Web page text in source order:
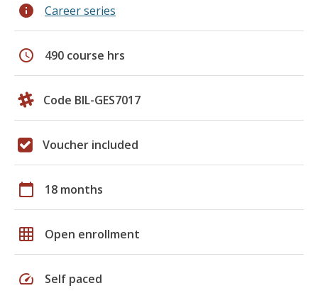
info Career series
schedule 490 course hrs
Code BIL-GES7017
Voucher included
calendar_today 18 months
grid_on Open enrollment
speed Self paced